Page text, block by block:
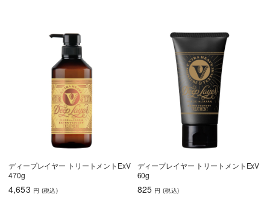
ディープレイヤー トリートメントExV
470g
4,653 円 (税込)
ディープレイヤー トリートメントExV
60g
825 円 (税込)